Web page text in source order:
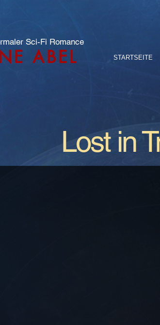
Sci-Fi Romance
ABEL STARTSEITE
Lost in